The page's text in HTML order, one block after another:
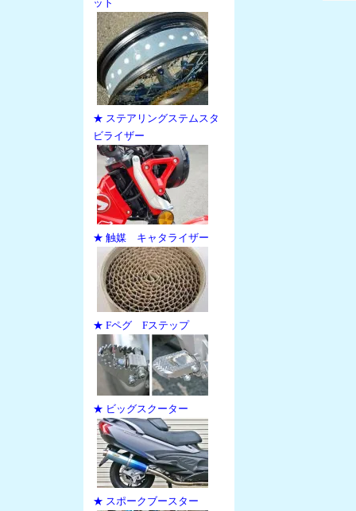
ット
★ ステアリングステムスタ
ビライザー
★ 触媒 キャタライザー
★ Fペグ Fステップ
★ ビッグスクーター
★ スポークブースター